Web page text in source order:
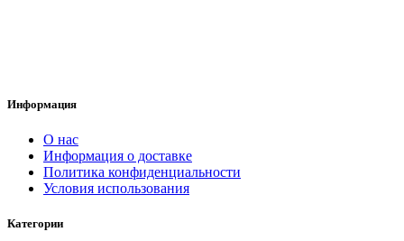
Информация
O нас
Информация о доставке
Политика конфиденциальности
Условия использования
Категории